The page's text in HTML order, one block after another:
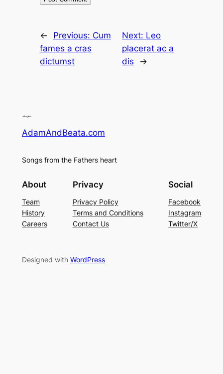
← Previous: Cum
fames a cras
dictumst
Next: Leo
placerat ac a
dis
→
AdamAndBeata.com
Songs from the Fathers heart
About
Team
History
Careers
Privacy
Privacy Policy
Terms and Conditions
Contact Us
Social
Facebook
Instagram
Twitter/X
Designed with WordPress